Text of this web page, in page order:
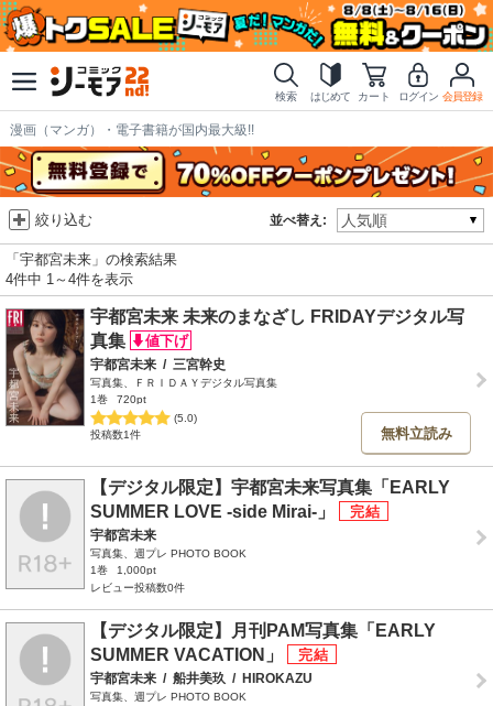
検索 はじめて カート ログイン 会員登録
漫画（マンガ）・電子書籍が国内最大級!!
並べ替え:
絞り込む
「宇都宮未来」の検索結果
4件中 1～4件を表示
宇都宮未来 未来のまなざし FRIDAYデジタル写
真集
宇都宮未来 / 三宮幹史
写真集、ＦＲＩＤＡＹデジタル写真集
1巻
720pt
(5.0)
投稿数1件
無料立読み
【デジタル限定】宇都宮未来写真集「EARLY
SUMMER LOVE -side Mirai-」
宇都宮未来
写真集、週プレ PHOTO BOOK
1巻
1,000pt
レビュー投稿数0件
【デジタル限定】月刊PAM写真集「EARLY
SUMMER VACATION」
宇都宮未来 / 船井美玖 / HIROKAZU
写真集、週プレ PHOTO BOOK